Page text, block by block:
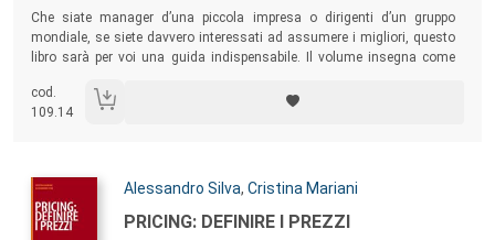
Che siate manager d’una piccola impresa o dirigenti d’un gruppo
mondiale, se siete davvero interessati ad assumere i migliori, questo
libro sarà per voi una guida indispensabile. Il volume insegna come
eccezionali e come assumere solamente i migliori, quelli che potranno
apportare il maggior valore alla vostra impresa.
cod.
109.14
Autori:
Alessandro Silva, Cristina Mariani
Titolo:
PRICING: DEFINIRE I PREZZI